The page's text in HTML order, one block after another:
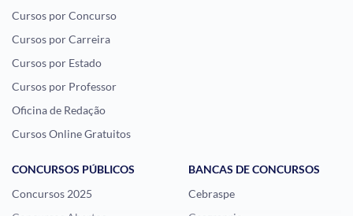
Cursos por Concurso
Cursos por Carreira
Cursos por Estado
Cursos por Professor
Oficina de Redação
Cursos Online Gratuitos
CONCURSOS PÚBLICOS
Concursos 2025
BANCAS DE CONCURSOS
Cebraspe